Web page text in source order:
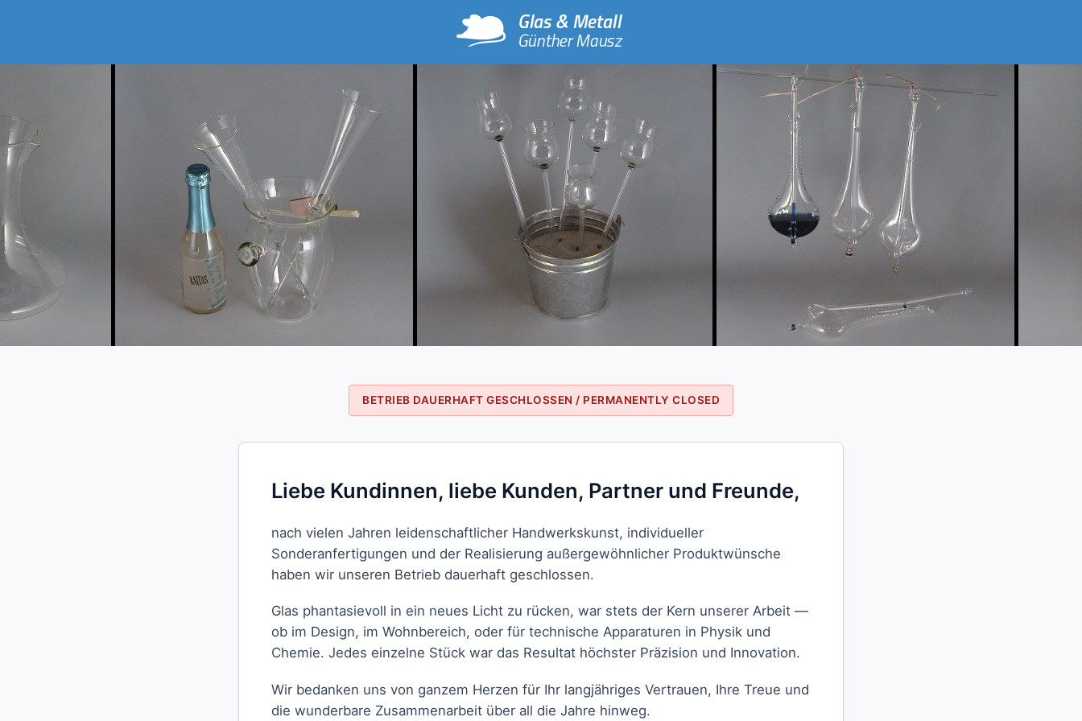
BETRIEB DAUERHAFT GESCHLOSSEN / PERMANENTLY CLOSED
Liebe Kundinnen, liebe Kunden, Partner und Freunde,
nach vielen Jahren leidenschaftlicher Handwerkskunst, individueller
Sonderanfertigungen und der Realisierung außergewöhnlicher Produktwünsche
haben wir unseren Betrieb dauerhaft geschlossen.
Glas phantasievoll in ein neues Licht zu rücken, war stets der Kern unserer Arbeit —
ob im Design, im Wohnbereich, oder für technische Apparaturen in Physik und
Chemie. Jedes einzelne Stück war das Resultat höchster Präzision und Innovation.
Wir bedanken uns von ganzem Herzen für Ihr langjähriges Vertrauen, Ihre Treue und
die wunderbare Zusammenarbeit über all die Jahre hinweg.